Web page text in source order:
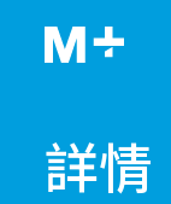
詳情